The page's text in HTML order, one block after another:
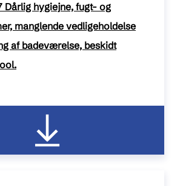
Dårlig hygiejne, fugt- og
manglende vedligeholdelse
af badeværelse, beskidt